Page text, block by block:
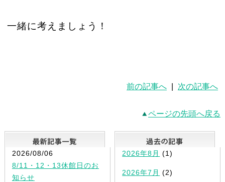
一緒に考えましょう！
前の記事へ 次の記事へ
ページの先頭へ戻る
最新記事一覧
2026/08/06
8/11・12・13休館日のお
知らせ
2026年8月 (1)
2026年7月 (2)